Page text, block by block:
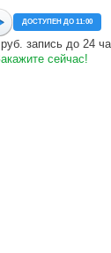
ДОСТУПЕН ДО 11:00
запись до 24
сейчас!